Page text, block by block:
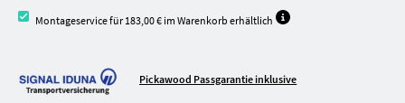
Montageservice für 183,00 € im Warenkorb erhältlich
Pickawood Passgarantie inklusive